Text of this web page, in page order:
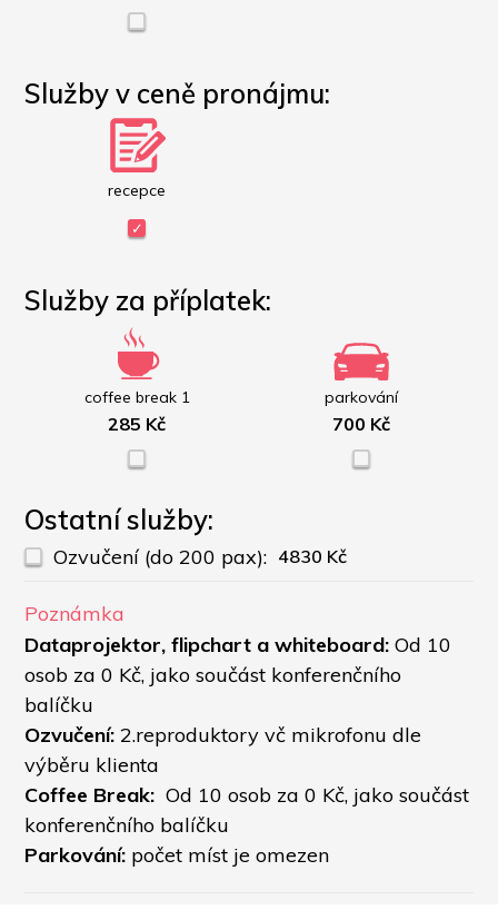
Služby v ceně pronájmu:
recepce
Služby za příplatek:
coffee break 1
285 Kč
parkování
700 Kč
Ostatní služby:
Ozvučení (do 200 pax): 4830 Kč
Poznámka
Dataprojektor, flipchart a whiteboard: Od 10
osob za 0 Kč, jako součást konferenčního
balíčku
Ozvučení: 2.reproduktory vč mikrofonu dle
výběru klienta
Coffee Break: Od 10 osob za 0 Kč, jako součást
konferenčního balíčku
Parkování: počet míst je omezen